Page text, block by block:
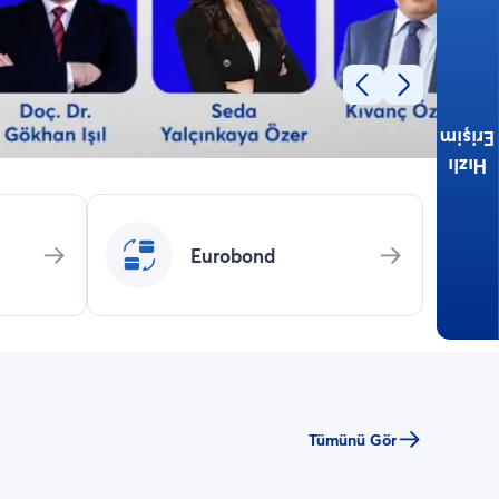
Hızlı
Erişim
VİOP Teminat
Oranları
Para Aktarımı
Hesaplama Araçları
Eurobond
Tümünü Gör